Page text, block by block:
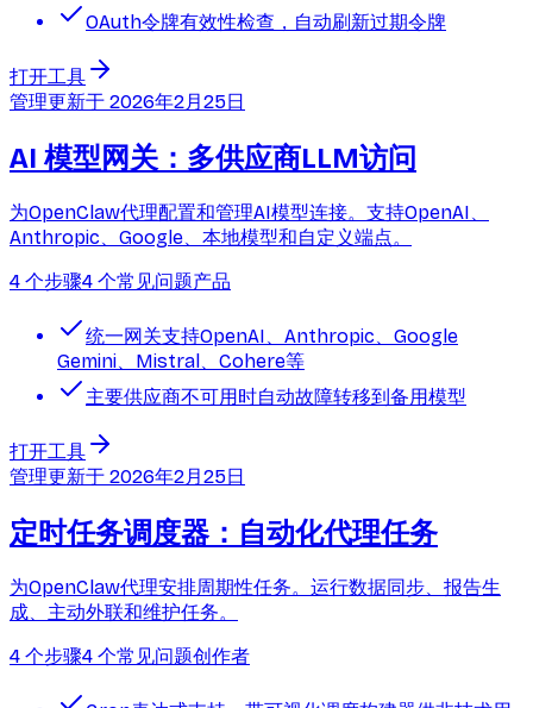
OAuth令牌有效性检查，自动刷新过期令牌
打开工具
管理更新于 2026年2月25日
AI 模型网关：多供应商LLM访问
为OpenClaw代理配置和管理AI模型连接。支持OpenAI、
Anthropic、Google、本地模型和自定义端点。
4 个步骤4 个常见问题产品
统一网关支持OpenAI、Anthropic、Google
Gemini、Mistral、Cohere等
主要供应商不可用时自动故障转移到备用模型
打开工具
管理更新于 2026年2月25日
定时任务调度器：自动化代理任务
为OpenClaw代理安排周期性任务。运行数据同步、报告生
成、主动外联和维护任务。
4 个步骤4 个常见问题创作者